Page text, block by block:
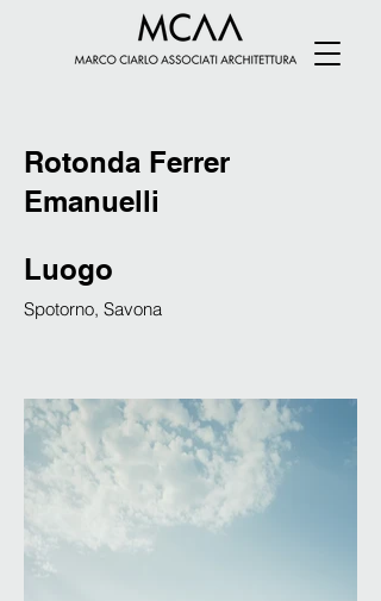
Rotonda Ferrer
Emanuelli
Luogo
Spotorno, Savona